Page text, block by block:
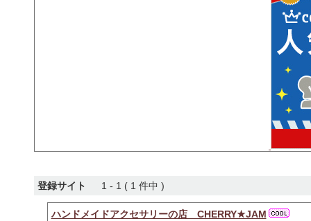
登録サイト 1 - 1 ( 1 件中 )
ハンドメイドアクセサリーの店 CHERRY★JAM